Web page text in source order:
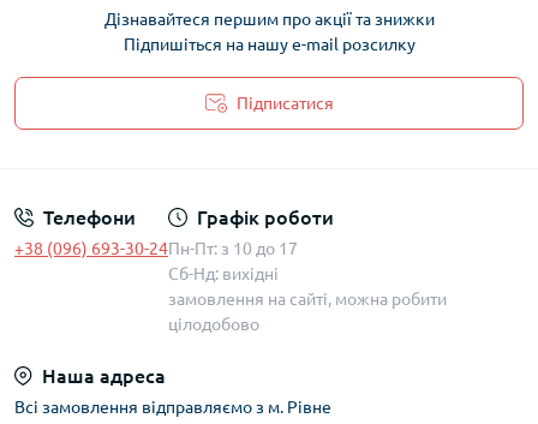
Дізнавайтеся першим про акції та знижки
Підпишіться на нашу e-mail розсилку
Підписатися
Телефони
+38 (096) 693-30-24
Графік роботи
Пн-Пт: з 10 до 17
Сб-Нд: вихідні
замовлення на сайті, можна робити
цілодобово
Наша адреса
Всі замовлення відправляємо з м. Рівне